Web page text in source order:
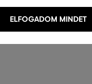
ELFOGADOM MINDET